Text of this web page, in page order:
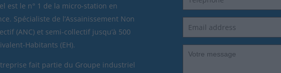
est le n° 1 de la micro-station en
Spécialiste de l’Assainissement Non
(ANC) et semi-collectif jusqu’à 500
Habitants (EH).
fait partie du Groupe industriel